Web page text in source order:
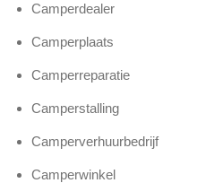
Camperdealer
Camperplaats
Camperreparatie
Camperstalling
Camperverhuurbedrijf
Camperwinkel